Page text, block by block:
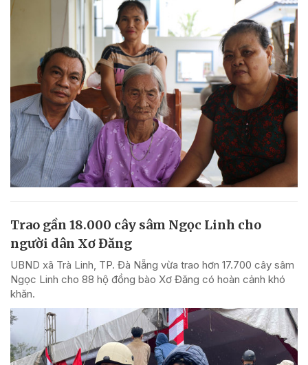
Trao gần 18.000 cây sâm Ngọc Linh cho
người dân Xơ Đăng
UBND xã Trà Linh, TP. Đà Nẵng vừa trao hơn 17.700 cây sâm
Ngọc Linh cho 88 hộ đồng bào Xơ Đăng có hoàn cảnh khó
khăn.